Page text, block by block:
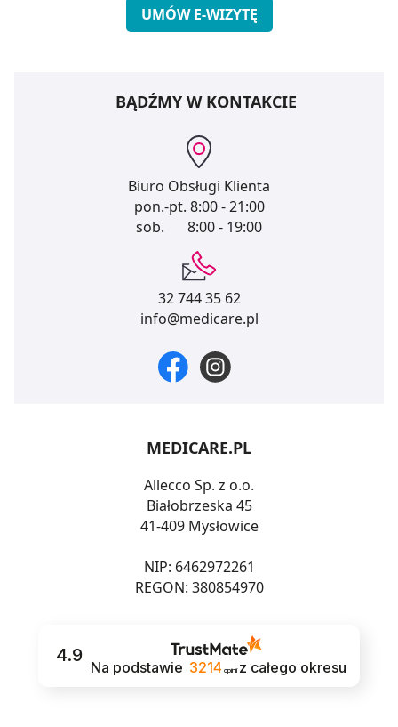
UMÓW E-WIZYTĘ
BĄDŹMY W KONTAKCIE
Biuro Obsługi Klienta
pon.-pt. 8:00 - 21:00
sob.
8:00 - 19:00
32 744 35 62
info@medicare.pl
MEDICARE.PL
Allecco Sp. z o.o.
Białobrzeska 45
41-409 Mysłowice
NIP: 6462972261
REGON: 380854970
4.9
Na podstawie 3214 opinii z całego okresu